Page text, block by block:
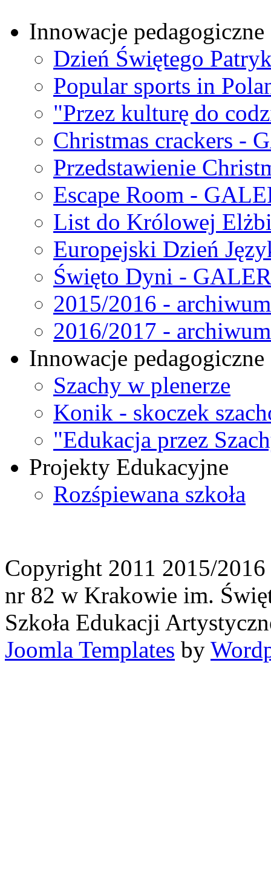
Innowacje
Dzień Świętego
Popular sports in
"Przez kulturę do
Christmas crackers -
Przedstawienie
Escape Room -
List do Królowej
Europejski Dzień
Święto Dyni -
2015/2016 - archiwum
2016/2017 - archiwum
Innowacje pedagogiczne
Szachy w plenerze
Konik - skoczek
"Edukacja przez
Projekty Edukacyjne
Rozśpiewana szkoła
Copyright 2011 2015/2016
nr 82 w Krakowie im.
Szkoła Edukacji
Joomla Templates by